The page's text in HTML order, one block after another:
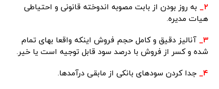
۲_
به روز بودن از بابت مصوبه اندوخته قانونی و احتیاطی
هیات مدیره.
۳_
آنالیز دقیق و کامل حجم فروش اینکه واقعا بهای تمام
شده و کسر از فروش با درصد سود قابل توجیه است یا خیر.
۴_
جدا کردن سودهای بانکی از مابقی درآمدها.